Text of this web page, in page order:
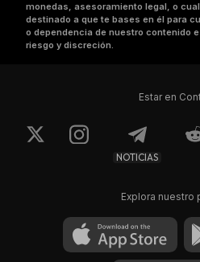
monedas, asesoramiento legal, o
destinado a que te bases en él para
o dependencia de nuestro contenido
riesgo y discreción.
Estar en
NOTICIAS
Explora nuestro